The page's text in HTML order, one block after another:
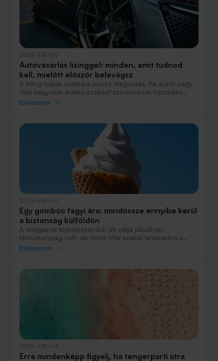
Autóvásárlás lízinggel: minden, amit tudnod
kell, mielőtt először belevágsz
A lízing sokak számára vonzó megoldás, ha autót vagy
más nagyobb értékű eszközt szeretnének használni
anélkül, hogy azt egy összegben ki kellene fizetniük.
fogalmak közül, amelyekkel biztosan találkozol.
Elolvasom
Egy gombóc fagyi ára: mindössze ennyibe kerül
a biztonság külföldön
A magyarok legnépszerűbb úti célja júliusban
Horvátország volt, de nincs tőle sokkal lemaradva a
júniust megnyerő Olaszország sem. A tengerparti
nyaralásnak, mint repülővel.
Elolvasom
Erre mindenképp figyelj, ha tengerparti útra